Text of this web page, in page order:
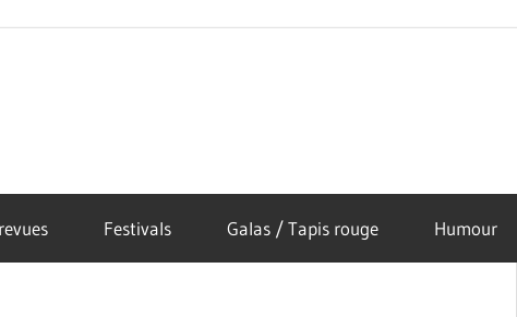
Festivals Galas / Tapis rouge Humour